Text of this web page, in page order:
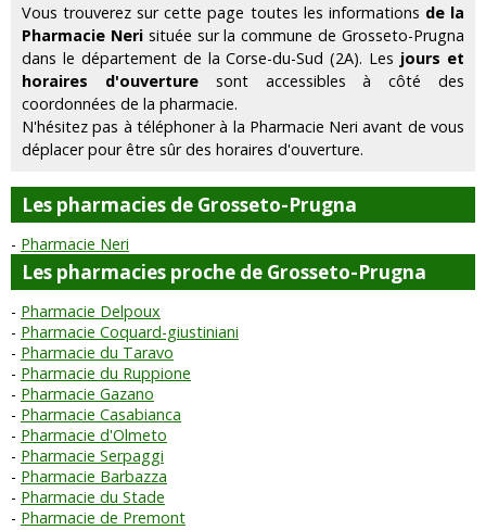
Vous trouverez sur cette page toutes les informations de la
Pharmacie Nerisituée sur la commune de Grosseto-Prugna
dans le département de la Corse-du-Sud (2A). Les jours et
horaires d'ouverturesont accessibles à côté des
coordonnées de la pharmacie.
N'hésitez pas à téléphoner à la Pharmacie Neri avant de vous
déplacer pour être sûr des horaires d'ouverture.
Les pharmacies de Grosseto-Prugna
Pharmacie Neri
Les pharmacies proche de Grosseto-Prugna
Pharmacie Delpoux
Pharmacie Coquard-giustiniani
Pharmacie du Taravo
Pharmacie du Ruppione
Pharmacie Gazano
Pharmacie Casabianca
Pharmacie d'Olmeto
Pharmacie Serpaggi
Pharmacie Barbazza
Pharmacie du Stade
Pharmacie de Premont